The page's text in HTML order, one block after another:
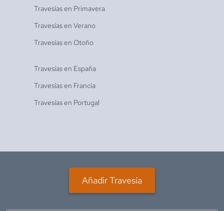
Travesías en Primavera
Travesías en Verano
Travesías en Otoño
Travesías en España
Travesías en Francia
Travesías en Portugal
Añadir Travesía